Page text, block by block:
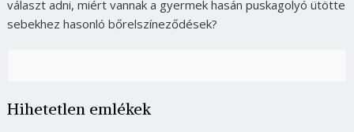
választ adni, miért vannak a gyermek hasán puskagolyó ütötte
sebekhez hasonló bőrelszíneződések?
Hihetetlen emlékek